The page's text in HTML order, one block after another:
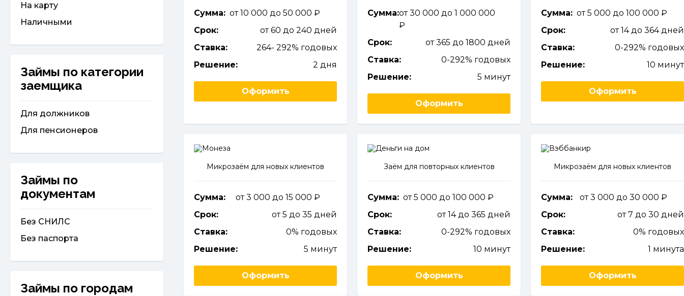
На карту
Наличными
Займы по категории
заемщика
Для должников
Для пенсионеров
Займы по
документам
Без СНИЛС
Без паспорта
Займы по городам
Сумма: от 10 000 до 50 000
Срок:
от 60 до 240 дней
Ставка:
264- 292% годовых
Решение:
2 дня
Оформить
Сумма:от 30 000 до 1 000 000
Срок:
от 365 до 1800 дней
Ставка:
0-292% годовых
Решение:
5 минут
Оформить
Сумма: от 5 000 до 100 000
Срок:
от 14 до 364 дней
Ставка:
0-292% годовых
Решение:
10 минут
Оформить
Микрозаём для новых клиентов
Сумма:
от 3 000 до 15 000
Срок:
от 5 до 35 дней
Ставка:
0% годовых
Решение:
5 минут
Оформить
Заём для повторных клиентов
Сумма: от 5 000 до 100 000
Срок:
от 14 до 365 дней
Ставка:
0-292% годовых
Решение:
10 минут
Оформить
Микрозаём для новых клиентов
Сумма:
от 3 000 до 30 000
Срок:
от 7 до 30 дней
Ставка:
0% годовых
Решение:
1 минута
Оформить